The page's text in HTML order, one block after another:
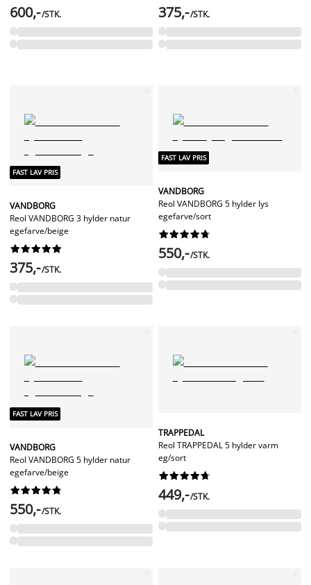
600,-/STK. 375,-/STK.
FAST LAV PRIS
VANDBORG
Reol VANDBORG 3 hylder natur
egefarve/beige






375,-/STK.
FAST LAV PRIS
VANDBORG
Reol VANDBORG 5 hylder lys
egefarve/sort






550,-/STK.
FAST LAV PRIS
VANDBORG
Reol VANDBORG 5 hylder natur
egefarve/beige






550,-/STK.
TRAPPEDAL
Reol TRAPPEDAL 5 hylder varm
eg/sort






449,-/STK.